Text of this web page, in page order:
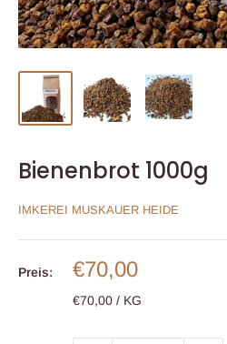
Bienenbrot 1000g
IMKEREI MUSKAUER HEIDE
Preis: Sonderpreis
€70,00
€70,00 / KG